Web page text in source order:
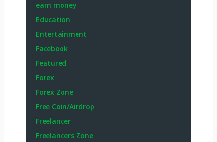
earn money
Education
Entertainment
Facebook
Featured
Forex
Forex Zone
Free Coin/Airdrop
Freelancer
Freelancers Zone